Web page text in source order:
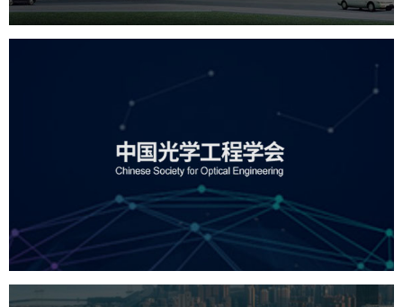
中国光学工程学会
机构组织 国企 品牌官网 网站建设 网站设计